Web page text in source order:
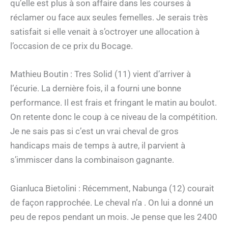
qu’elle est plus à son affaire dans les courses à
réclamer ou face aux seules femelles. Je serais très
satisfait si elle venait à s’octroyer une allocation à
l’occasion de ce prix du Bocage.
Mathieu Boutin : Tres Solid (11) vient d’arriver à
l’écurie. La dernière fois, il a fourni une bonne
performance. Il est frais et fringant le matin au boulot.
On retente donc le coup à ce niveau de la compétition.
Je ne sais pas si c’est un vrai cheval de gros
handicaps mais de temps à autre, il parvient à
s’immiscer dans la combinaison gagnante.
Gianluca Bietolini : Récemment, Nabunga (12) courait
de façon rapprochée. Le cheval n’a . On lui a donné un
peu de repos pendant un mois. Je pense que les 2400